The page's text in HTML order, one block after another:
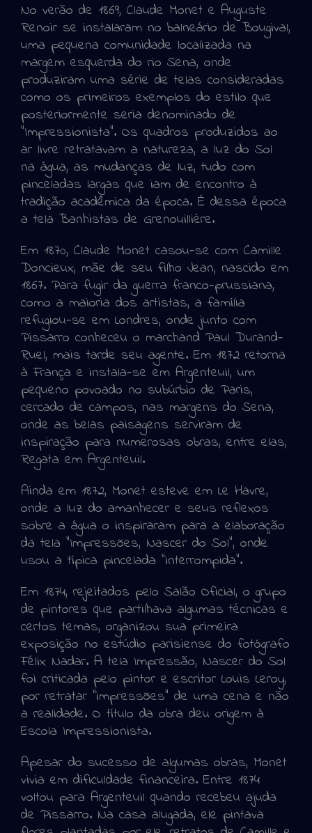
No verão de 1869, Claude Monet e Auguste
Renoir se instalaram no balneário de Bougival,
uma pequena comunidade localizada na
margem esquerda do rio Sena, onde
produziram uma série de telas consideradas
como os primeiros exemplos do estilo que
posteriormente seria denominado de
“Impressionista”. Os quadros produzidos ao
ar livre retratavam a natureza, a luz do Sol
na água, as mudanças de luz, tudo com
pinceladas largas que iam de encontro à
tradição acadêmica da época. É dessa época
a tela Banhistas de Grenouillière.
Em 1870, Claude Monet casou-se com Camille
Doncieux, mãe de seu filho Jean, nascido em
1867. Para fugir da guerra franco-prussiana,
como a maioria dos artistas, a família
refugiou-se em Londres, onde junto com
Pissarro conheceu o marchand Paul Durand-
Ruel, mais tarde seu agente. Em 1872 retorna
à França e instala-se em Argenteuil, um
pequeno povoado no subúrbio de Paris,
cercado de campos, nas margens do Sena,
onde as belas paisagens serviram de
inspiração para numerosas obras, entre elas,
Regata em Argenteuil.
Ainda em 1872, Monet esteve em Le Havre,
onde a luz do amanhecer e seus reflexos
sobre a água o inspiraram para a elaboração
da tela “Impressões, Nascer do Sol”, onde
usou a típica pincelada “interrompida”.
Em 1874, rejeitados pelo Salão Oficial, o grupo
de pintores que partilhava algumas técnicas e
certos temas, organizou sua primeira
exposição no estúdio parisiense do fotógrafo
Félix Nadar. A tela Impressão, Nascer do Sol
foi criticada pelo pintor e escritor Louis Leroy,
por retratar “impressões” de uma cena e não
a realidade. O título da obra deu origem à
Escola Impressionista.
Apesar do sucesso de algumas obras, Monet
vivia em dificuldade financeira. Entre 1874
voltou para Argenteuil quando recebeu ajuda
de Pissarro. Na casa alugada, ele pintava